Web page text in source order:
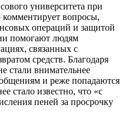
университета при
комментирует вопросы,
операций и защитой
помогают людям
связанных с
средств. Благодаря
стали внимательнее
и реже попадаются
стало известно, что «с
пеней за просрочку